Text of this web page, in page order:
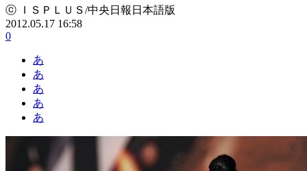
ⓒ ＩＳＰＬＵＳ/中央日報日本語版
2012.05.17 16:58
0
あ
あ
あ
あ
あ